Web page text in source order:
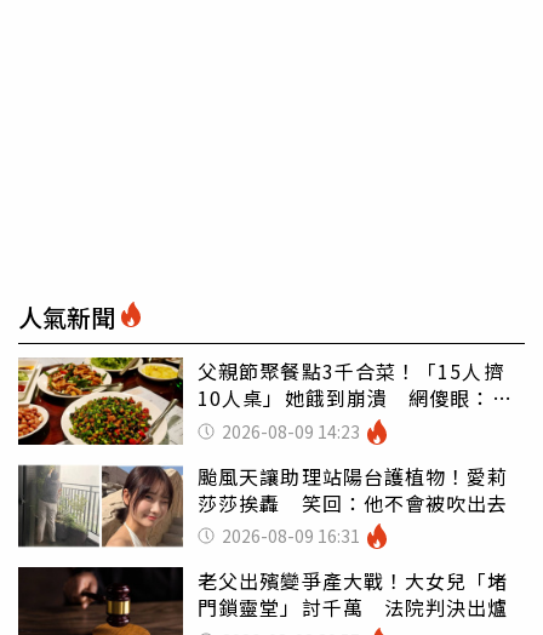
人氣新聞
父親節聚餐點3千合菜！「15人擠
10人桌」她餓到崩潰 網傻眼：讓
店家看笑話
2026-08-09 14:23
颱風天讓助理站陽台護植物！愛莉
莎莎挨轟 笑回：他不會被吹出去
2026-08-09 16:31
老父出殯變爭產大戰！大女兒「堵
門鎖靈堂」討千萬 法院判決出爐